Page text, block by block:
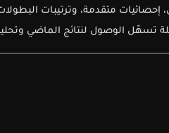
متقدمة، وترتيبات
تسهّل الوصول لنتائج الماضي